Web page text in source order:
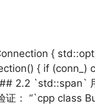
{
{ if (conn_)
2.2 `std::span`
证： “`cpp class